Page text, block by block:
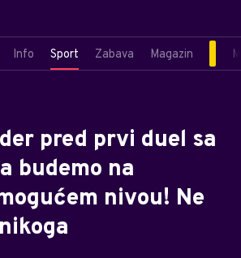
Info Sport Zabava Magazin
pred prvi duel sa
budemo na
nivou! Ne